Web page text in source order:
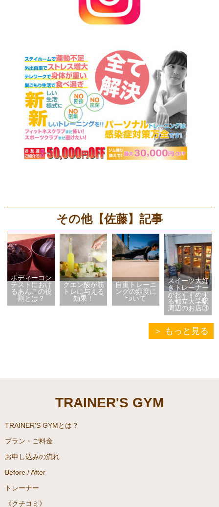
その他【佐藤】記事
ボディーコン
テストにおけ
るあんこの役
割とは？
クエン酸が筋
トレに与える
効果！
自重トレーニ
ングの頻度に
ついて
スイーツ大好
きトレーナー
がおすすめす
る都立大学駅
周辺のお店③
もっと見る
TRAINER'S GYM
TRAINER'S GYMとは？
プラン・ご料金
お申し込みの流れ
Before / After
トレーナー
《クチコミ》